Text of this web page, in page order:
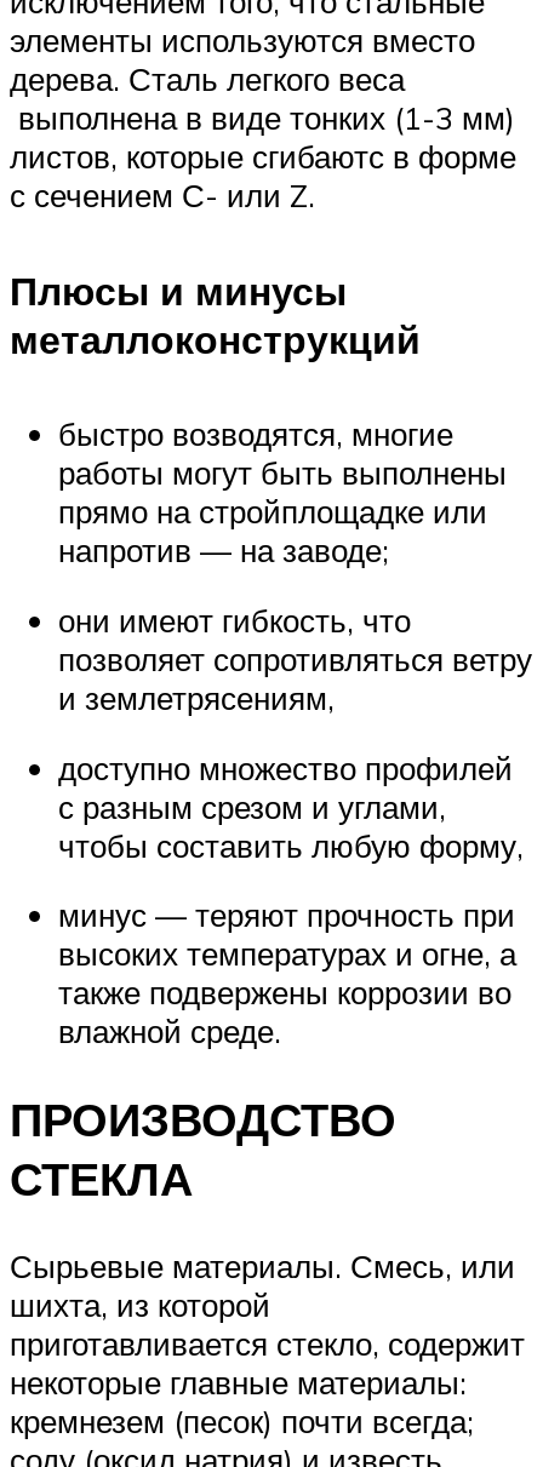
элементы используются вместо
дерева. Сталь легкого веса
выполнена в виде тонких (1-3 мм)
листов, которые сгибаютс в форме
с сечением С- или Z.
Плюсы и минусы
металлоконструкций
быстро возводятся, многие
работы могут быть выполнены
прямо на стройплощадке или
напротив — на заводе;
они имеют гибкость, что
позволяет сопротивляться ветру
и землетрясениям,
доступно множество профилей
с разным срезом и углами,
чтобы составить любую форму,
минус — теряют прочность при
высоких температурах и огне, а
также подвержены коррозии во
влажной среде.
ПРОИЗВОДСТВО
СТЕКЛА
Сырьевые материалы. Смесь, или
шихта, из которой
приготавливается стекло, содержит
некоторые главные материалы:
кремнезем (песок) почти всегда;